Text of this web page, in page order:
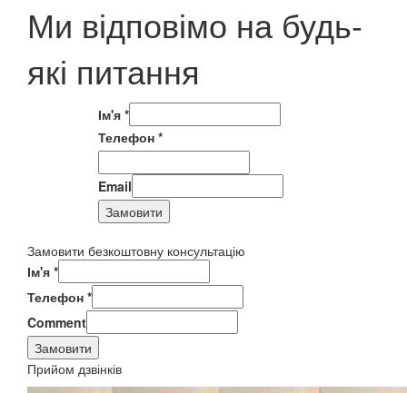
Ми відповімо на будь-
які питання
Ім'я *
Телефон *
Email
Замовити
Замовити безкоштовну консультацію
Ім'я *
Телефон *
Comment
Замовити
Прийом дзвінків